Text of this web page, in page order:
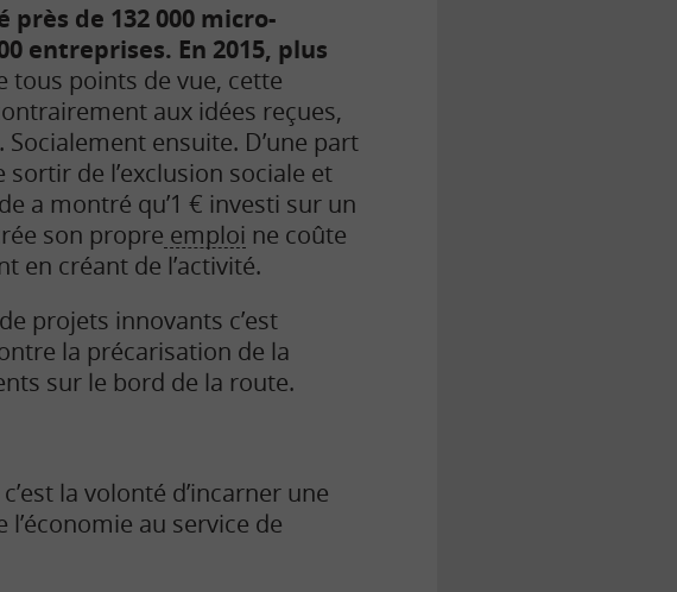
près de 132 000 micro-
entreprises. En 2015, plus
tous points de vue, cette
aux idées reçues,
Socialement ensuite. D’une part
de l’exclusion sociale et
a montré qu’1 € investi sur un
son propre emploi ne coûte
en créant de l’activité.
projets innovants c’est
la précarisation de la
sur le bord de la route.
la volonté d’incarner une
au service de